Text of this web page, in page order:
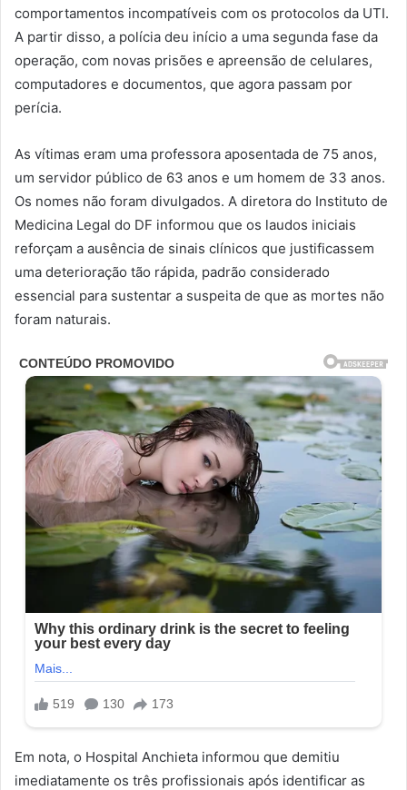
comportamentos incompatíveis com os protocolos da UTI.
A partir disso, a polícia deu início a uma segunda fase da
operação, com novas prisões e apreensão de celulares,
computadores e documentos, que agora passam por
perícia.
As vítimas eram uma professora aposentada de 75 anos,
um servidor público de 63 anos e um homem de 33 anos.
Os nomes não foram divulgados. A diretora do Instituto de
Medicina Legal do DF informou que os laudos iniciais
reforçam a ausência de sinais clínicos que justificassem
uma deterioração tão rápida, padrão considerado
essencial para sustentar a suspeita de que as mortes não
foram naturais.
Em nota, o Hospital Anchieta informou que demitiu
imediatamente os três profissionais após identificar as